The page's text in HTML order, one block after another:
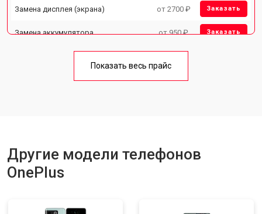
Замена дисплея (экрана) от 2700 ₽ Заказать
Замена аккумулятора от 950 ₽ Заказать
Ремонт цепи питания от 3200 ₽
Показать весь прайс
Другие модели телефонов
OnePlus